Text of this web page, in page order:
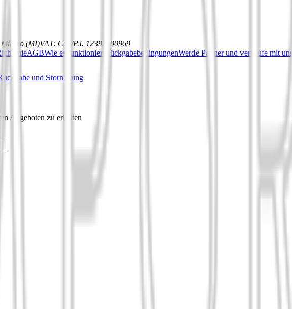
Milano (MI)VAT: C.F./P.I. 12392590969
AGBWie es funktioniert RückgabebedingungenWerde Partner und verkaufe mit uns
und Stornierung
Angeboten zu erhalten